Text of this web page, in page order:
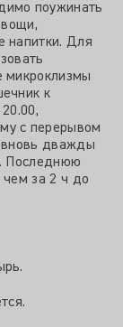
поужинать
напитки. Для
микроклизмы
к
с перерывом
вновь дважды
Последнюю
чем за 2 ч до